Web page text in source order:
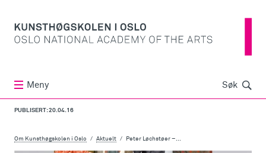
Meny Søk Søk
PUBLISERT: 20.04.16
Om Kunsthøgskolen i Oslo Aktuelt Peter Løchstøer –...